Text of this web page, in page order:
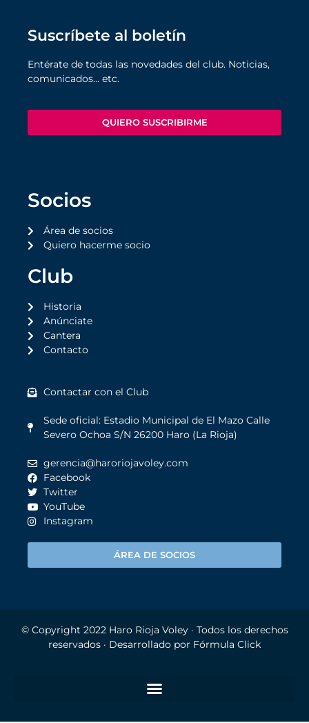
Suscríbete al boletín
Entérate de todas las novedades del club. Noticias,
comunicados… etc.
QUIERO SUSCRIBIRME
Socios
Área de socios
Quiero hacerme socio
Club
Historia
Anúnciate
Cantera
Contacto
Contactar con el Club
Sede oficial: Estadio Municipal de El Mazo Calle
Severo Ochoa S/N 26200 Haro (La Rioja)
gerencia@haroriojavoley.com
Facebook
Twitter
YouTube
Instagram
ÁREA DE SOCIOS
© Copyright 2022 Haro Rioja Voley· Todos los derechos
reservados · Desarrollado por Fórmula Click